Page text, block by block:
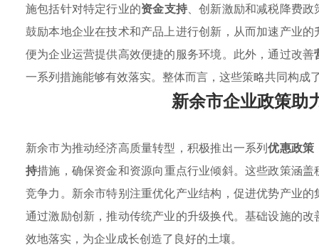
施包括针对特定行业的资金支持、创新激励和减税降费
鼓励本地企业在技术和产品上进行创新，从而加速产业
便为企业运营提供高效便捷的服务环境。此外，通过改善
一系列措施能够有效落实。整体而言，这些策略共同构成
新余市企业政策助
新余市为推动经济高质量转型，积极推出一系列优惠政策
持措施，确保资金和资源向重点行业倾斜。这些政策涵
竞争力。新余市特别注重优化产业结构，促进优势产业
通过激励创新，推动传统产业的升级换代。基础设施的
效地落实，为企业成长创造了良好的土壤。